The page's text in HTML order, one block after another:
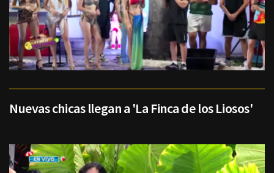
Nuevas chicas llegan a 'La Finca de los Liosos'